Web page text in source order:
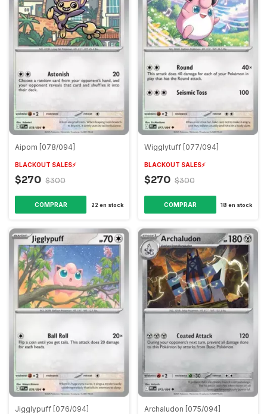
Aipom [078/094]
BLACKOUT SALES⚡️
$270 $300
COMPRAR 22 en stock
Wigglytuff [077/094]
BLACKOUT SALES⚡️
$270 $300
COMPRAR 18 en stock
Jigglypuff [076/094] Archaludon [075/094]